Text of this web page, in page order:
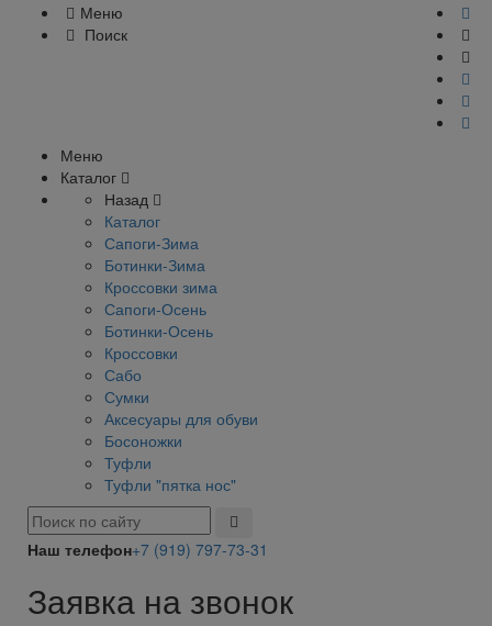
Меню
Поиск
Меню
Каталог
Назад
Каталог
Сапоги-Зима
Ботинки-Зима
Кроссовки зима
Сапоги-Осень
Ботинки-Осень
Кроссовки
Сабо
Сумки
Аксесуары для обуви
Босоножки
Туфли
Туфли "пятка нос"
Наш телефон+7 (919) 797-73-31
Заявка на звонок